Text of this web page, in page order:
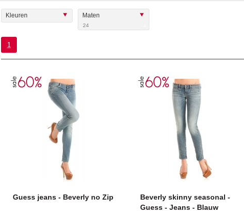
Kleuren Maten
24
1
Guess jeans - Beverly no Zip
Beverly skinny seasonal -
Guess - Jeans - Blauw